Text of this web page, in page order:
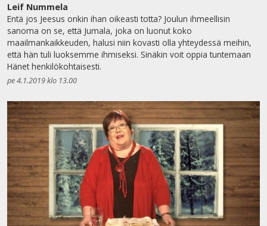
Leif Nummela
Entä jos Jeesus onkin ihan oikeasti totta? Joulun ihmeellisin
sanoma on se, että Jumala, joka on luonut koko
maailmankaikkeuden, halusi niin kovasti olla yhteydessä meihin,
että hän tuli luoksemme ihmiseksi. Sinäkin voit oppia tuntemaan
Hänet henkilökohtaisesti.
pe 4.1.2019 klo 13.00